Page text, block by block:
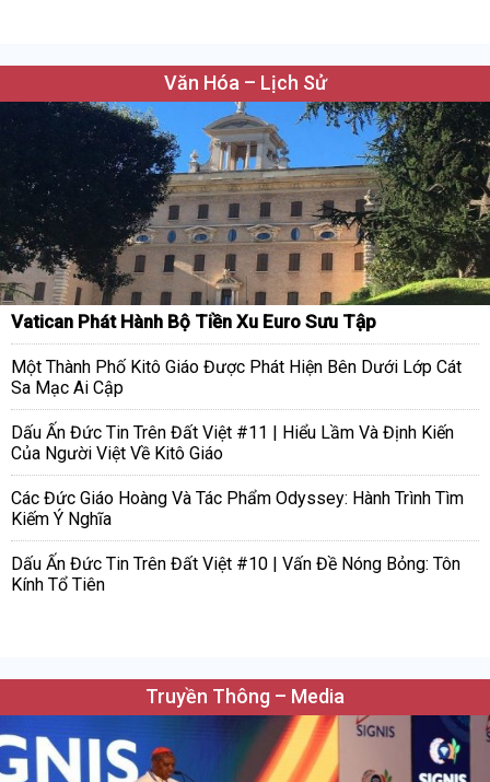
Văn Hóa – Lịch Sử
Vatican Phát Hành Bộ Tiền Xu Euro Sưu Tập
Một Thành Phố Kitô Giáo Được Phát Hiện Bên Dưới Lớp Cát
Sa Mạc Ai Cập
Dấu Ấn Đức Tin Trên Đất Việt #11 | Hiểu Lầm Và Định Kiến
Của Người Việt Về Kitô Giáo
Các Đức Giáo Hoàng Và Tác Phẩm Odyssey: Hành Trình Tìm
Kiếm Ý Nghĩa
Dấu Ấn Đức Tin Trên Đất Việt #10 | Vấn Đề Nóng Bỏng: Tôn
Kính Tổ Tiên
Truyền Thông – Media